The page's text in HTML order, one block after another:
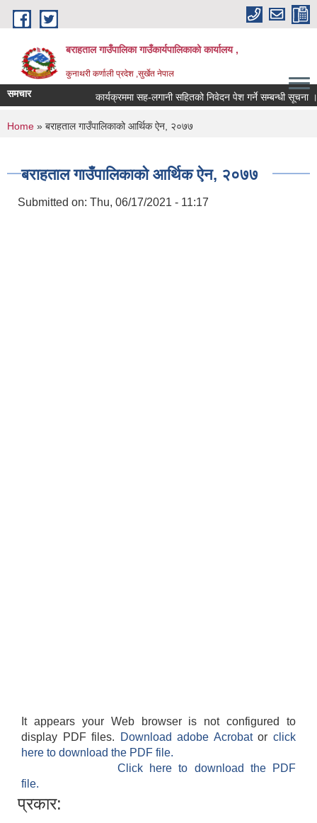
Skip to main content
बराहताल गाउँपालिका गाउँकार्यपालिकाको कार्यालय ,
कुनाथरी कर्णाली प्रदेश ,सुर्खेत नेपाल
समचार कार्यक्रममा सह-लगानी सहितको निवेदन पेश गर्ने सम्बन्धी सूचना ।।।
You are here
Home » बराहताल गाउँपालिकाको आर्थिक ऐन, २०७७
बराहताल गाउँपालिकाको आर्थिक ऐन, २०७७
Submitted on: Thu, 06/17/2021 - 11:17
It appears your Web browser is not configured to
display PDF files.
Download adobe Acrobatorclick
here to download the PDF file.
Click here to download the PDF
file.
प्रकार: